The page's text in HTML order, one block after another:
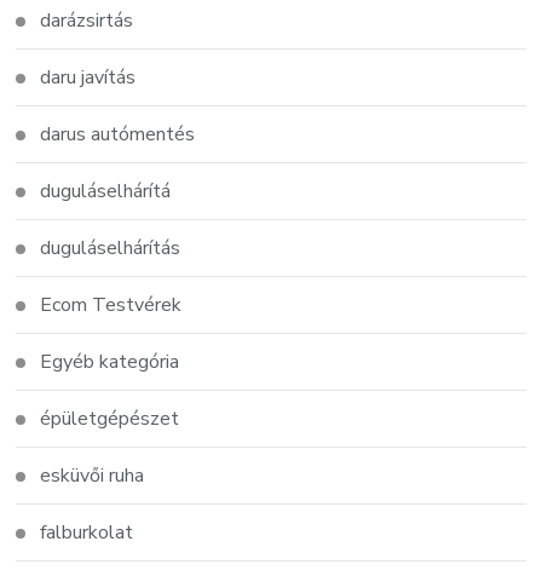
darázsirtás
daru javítás
darus autómentés
duguláselhárítá
duguláselhárítás
Ecom Testvérek
Egyéb kategória
épületgépészet
esküvői ruha
falburkolat